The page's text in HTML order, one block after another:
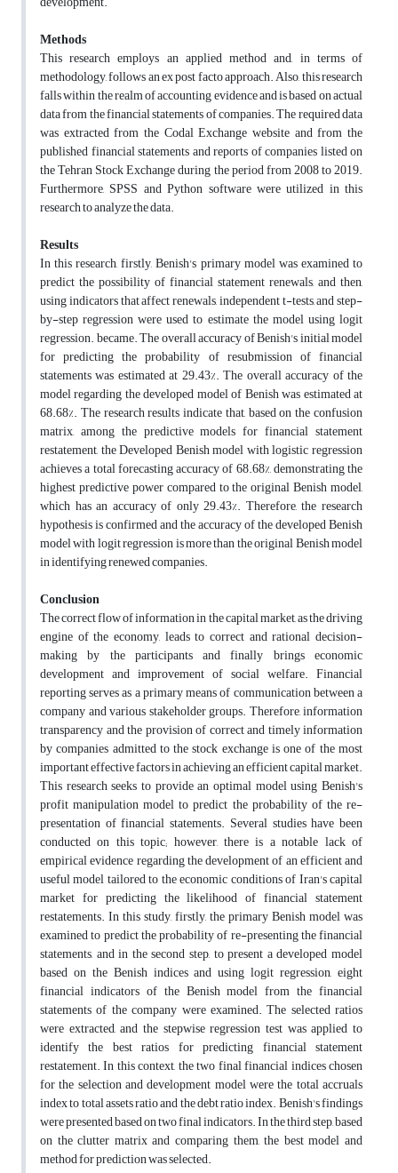
Methods
This research employs an applied method and, in terms of
methodology, follows an ex post facto approach. Also, this research
falls within the realm of accounting evidence and is based on actual
data from the financial statements of companies. The required data
was extracted from the Codal Exchange website and from the
published financial statements and reports of companies listed on
the Tehran Stock Exchange during the period from 2008 to 2019.
Furthermore, SPSS and Python software were utilized in this
research to analyze the data.
Results
In this research, firstly, Benish's primary model was examined to
predict the possibility of financial statement renewals, and then,
using indicators that affect renewals, independent t-tests, and step-
by-step regression were used to estimate the model using logit
regression. became. The overall accuracy of Benish's initial model
for predicting the probability of resubmission of financial
statements was estimated at 29.43%. The overall accuracy of the
model regarding the developed model of Benish was estimated at
68.68%. The research results indicate that, based on the confusion
matrix, among the predictive models for financial statement
restatement, the Developed Benish model with logistic regression
achieves a total forecasting accuracy of 68.68%, demonstrating the
highest predictive power compared to the original Benish model,
which has an accuracy of only 29.43%. Therefore, the research
hypothesis is confirmed and the accuracy of the developed Benish
model with logit regression is more than the original Benish model
in identifying renewed companies.
Conclusion
The correct flow of information in the capital market, as the driving
engine of the economy, leads to correct and rational decision-
making by the participants and finally brings economic
development and improvement of social welfare. Financial
reporting serves as a primary means of communication between a
company and various stakeholder groups. Therefore, information
transparency and the provision of correct and timely information
by companies admitted to the stock exchange is one of the most
important effective factors in achieving an efficient capital market.
This research seeks to provide an optimal model using Benish's
profit manipulation model to predict the probability of the re-
presentation of financial statements. Several studies have been
conducted on this topic; however, there is a notable lack of
empirical evidence regarding the development of an efficient and
useful model tailored to the economic conditions of Iran's capital
market for predicting the likelihood of financial statement
restatements. In this study, firstly, the primary Benish model was
examined to predict the probability of re-presenting the financial
statements, and in the second step, to present a developed model
based on the Benish indices and using logit regression, eight
financial indicators of the Benish model from the financial
statements of the company were examined. The selected ratios
were extracted, and the stepwise regression test was applied to
identify the best ratios for predicting financial statement
restatement. In this context, the two final financial indices chosen
for the selection and development model were the total accruals
index to total assets ratio and the debt ratio index. Benish's findings
were presented based on two final indicators. In the third step, based
on the clutter matrix and comparing them, the best model and
method for prediction was selected.